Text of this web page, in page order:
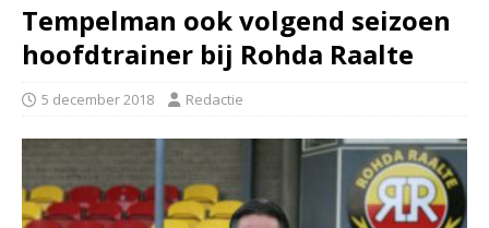
Tempelman ook volgend seizoen
hoofdtrainer bij Rohda Raalte
5 december 2018 Redactie